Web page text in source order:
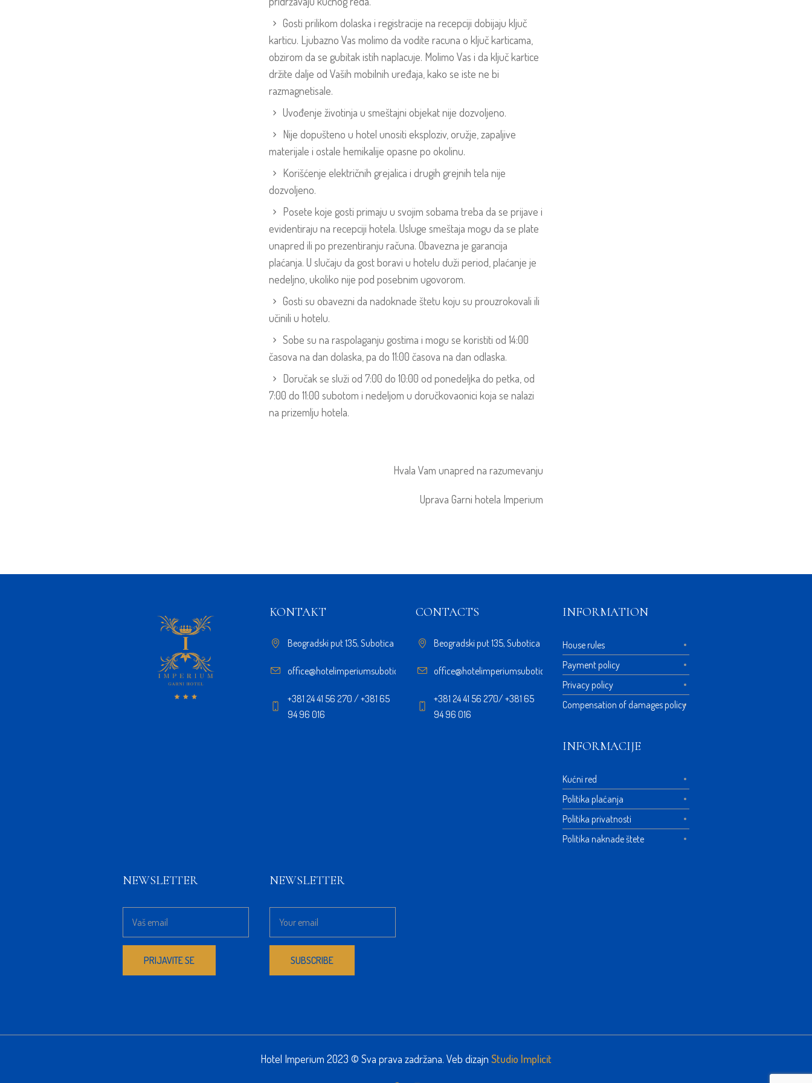
Gosti prilikom dolaska i registracije na recepciji dobijaju ključ
karticu. Ljubazno Vas molimo da vodite racuna o ključ karticama,
obzirom da se gubitak istih naplacuje. Molimo Vas i da ključ kartice
držite dalje od Vaših mobilnih uređaja, kako se iste ne bi
razmagnetisale.
Uvođenje životinja u smeštajni objekat nije dozvoljeno.
Nije dopušteno u hotel unositi eksploziv, oružje, zapaljive
materijale i ostale hemikalije opasne po okolinu.
Korišćenje električnih grejalica i drugih grejnih tela nije
dozvoljeno.
Posete koje gosti primaju u svojim sobama treba da se prijave i
evidentiraju na recepciji hotela. Usluge smeštaja mogu da se plate
unapred ili po prezentiranju računa. Obavezna je garancija
plaćanja. U slučaju da gost boravi u hotelu duži period, plaćanje je
nedeljno, ukoliko nije pod posebnim ugovorom.
Gosti su obavezni da nadoknade štetu koju su prouzrokovali ili
učinili u hotelu.
Sobe su na raspolaganju gostima i mogu se koristiti od 14:00
časova na dan dolaska, pa do 11:00 časova na dan odlaska.
Doručak se služi od 7:00 do 10:00 od ponedeljka do petka, od
7:00 do 11:00 subotom i nedeljom u doručkovaonici koja se nalazi
na prizemlju hotela.
Hvala Vam unapred na razumevanju
Uprava Garni hotela Imperium
KONTAKT
Beogradski put 135, Subotica
office@hotelimperiumsubotica.rs
+381 24 41 56 270 / +381 65
94 96 016
CONTACTS
Beogradski put 135, Subotica
office@hotelimperiumsubotica.rs
+381 24 41 56 270/ +381 65
94 96 016
INFORMATION
House rules
Payment policy
Privacy policy
Compensation of damages policy
INFORMACIJE
Kućni red
Politika plaćanja
Politika privatnosti
Politika naknade štete
NEWSLETTER NEWSLETTER
Hotel Imperium 2023 © Sva prava zadržana. Veb dizajn Studio Implicit